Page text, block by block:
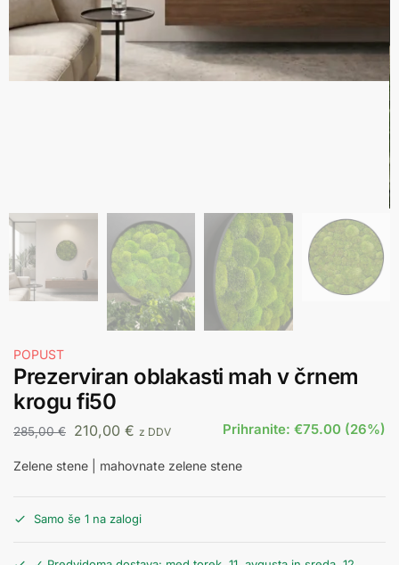
POPUST
Prezerviran oblakasti mah v črnem
krogu fi50
285,00€ 210,00 € z DDV Prihranite: €75.00 (26%)
Zelene stene | mahovnate zelene stene
Samo še 1 na zalogi